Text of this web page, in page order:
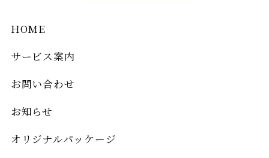
HOME
サービス案内
お問い合わせ
お知らせ
オリジナルパッケージ